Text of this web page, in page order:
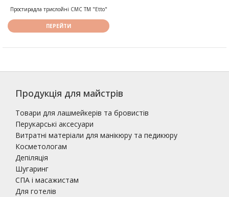
Простирадла трислойні СМС ТМ "Etto"
ПЕРЕЙТИ
Продукція для майстрів
Товари для лашмейкерів та бровистів
Перукарські аксесуари
Витратні матеріали для манікюру та педикюру
Косметологам
Депіляція
Шугаринг
СПА і масажистам
Для готелів